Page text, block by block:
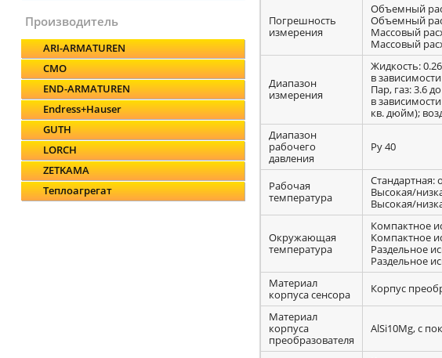
производитель
ARI-ARMATUREN
CMO
END-ARMATUREN
Endress+Hauser
GUTH
LORCH
ZETKAMA
Теплоагрегат
Погрешность
измерения
Объемный
Объемный
Массовый
Массовый
Диапазон
измерения
Жидкость:
в
Пар, газ: 3.6
в
кв. дюйм);
Диапазон
рабочего
давления
Ру 40
Рабочая
температура
Стандартная:
Высокая/
Высокая/
Окружающая
температура
Компактное
Компактное
Раздельное
Раздельное
Материал
корпуса сенсора
Корпус
Материал
корпуса
преобразователя
AlSi10Mg, с